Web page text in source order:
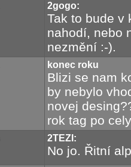
2gogo:
Tak to bude v
nahodí, nebo
nezmění :-).
konec roku
Blizi se nam
by nebylo
novej
rok tag po
2TEZI:
No jo. Řitní